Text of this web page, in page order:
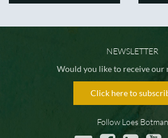
NEWSLETTER
Would you like to receive our
Click here to
Follow Loes Botman